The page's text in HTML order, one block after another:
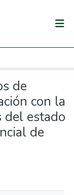
de
con la
del estado
de